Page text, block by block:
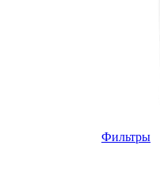
Фильтры